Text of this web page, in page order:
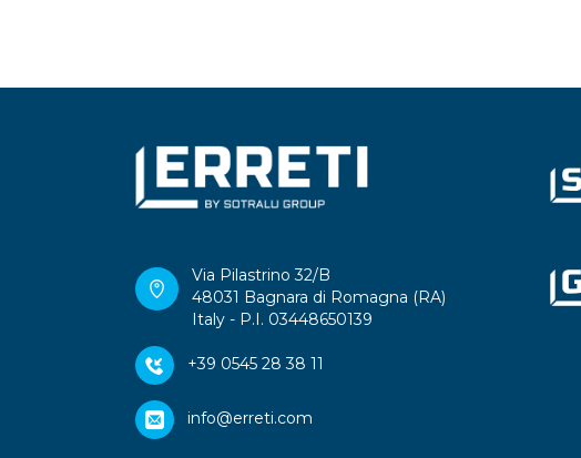
Via Pilastrino 32/B
48031 Bagnara di Romagna (RA)
Italy - P.I. 03448650139
+39 0545 28 38 11
info@erreti.com